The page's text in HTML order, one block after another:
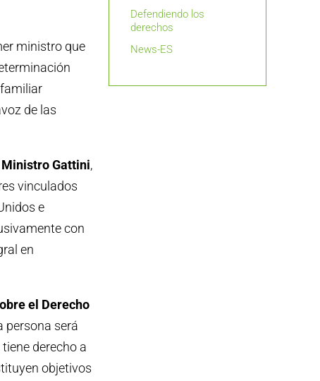
ministro que
de las
Ministro Gattini,
vinculados
e
con
en
el Derecho
persona será
derecho a
objetivos
Defendiendo los
derechos
News-ES